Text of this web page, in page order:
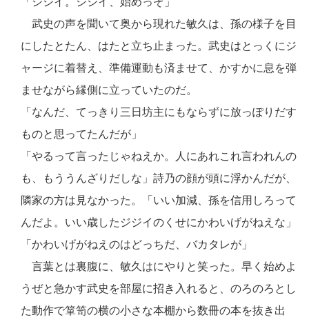
武史の声を聞いて奥から現れた敏久は、孫の様子を目
にしたとたん、はたと立ち止まった。武史はとっくにジ
ャージに着替え、準備運動も済ませて、かすかに息を弾
ませながら縁側に立っていたのだ。
「なんだ、てっきり三日坊主にもならずに放っぽりだす
ものと思ってたんだが」
「やるって言ったじゃねえか。人にあれこれ言われんの
も、もううんざりだしな」詩乃の顔が頭に浮かんだが、
隣家の方は見なかった。「いい加減、孫を信用しろって
んだよ。いい歳したジジイのくせにかわいげがねえな」
「かわいげがねえのはどっちだ、バカタレが」
言葉とは裏腹に、敏久はにやりと笑った。早く始めよ
うぜと急かす武史を部屋に招き入れると、のろのろとし
た動作で箪笥の横の小さな本棚から数冊の本を抜き出